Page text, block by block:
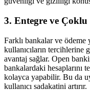
3. Entegre ve Çoklu
Farklı bankalar ve
kullanıcıların tercihlerine
avantaj sağlar. Open
bankalardaki hesaplarını
kolayca yapabilir. Bu da
kullanıcı sadakatini artırır.